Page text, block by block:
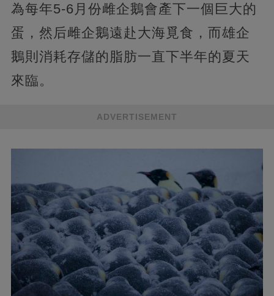
為每年5-6月份雌企鵝會產下一個巨大的
蛋，然后雌企鵝遠赴大海覓食，而雄企
鵝則消耗存儲的脂肪一直下半年的夏天
來臨。
ADVERTISEMENT